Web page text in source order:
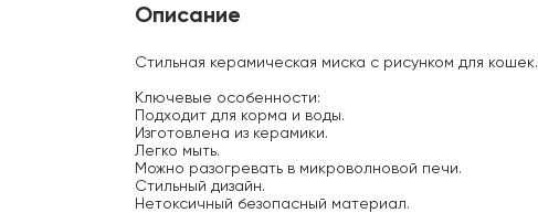
Описание
Стильная керамическая миска с рисунком для кошек.
Ключевые особенности:
Подходит для корма и воды.
Изготовлена из керамики.
Легко мыть.
Можно разогревать в микроволновой печи.
Стильный дизайн.
Нетоксичный безопасный материал.